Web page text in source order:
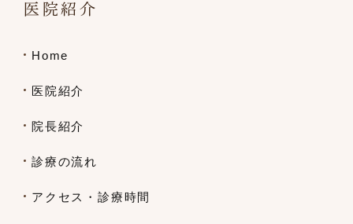
医院紹介
Home
医院紹介
院長紹介
診療の流れ
アクセス・診療時間